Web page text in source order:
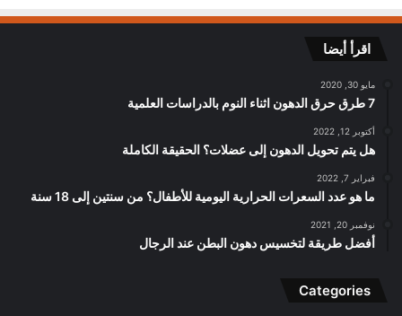
اقرأ أيضا
مايو 30, 2020
7 طرق حرق الدهون اثناء النوم بالدراسات العلمية
أكتوبر 12, 2022
هل يتم تحويل الدهون إلى عضلات؟ الحقيقة الكاملة
فبراير 7, 2022
ما هو عدد السعرات الحرارية اليومية للأطفال؟ من سنتين إلى 18 سنة
نوفمبر 20, 2021
أفضل طريقة لتخسيس دهون البطن عند الرجال
Categories